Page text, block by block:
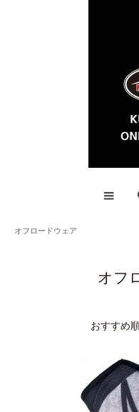
オフロードウェア
オフ
おすすめ